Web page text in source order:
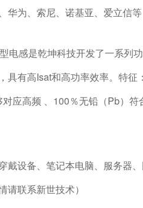
华为、索尼、诺基亚、爱立信等
电感是乾坤科技开发了一系列
具有高Isat和高功率效率。特
应高频 、100％无铅（Pb）
戴设备、笔记本电脑、服务器
请联系新世技术）